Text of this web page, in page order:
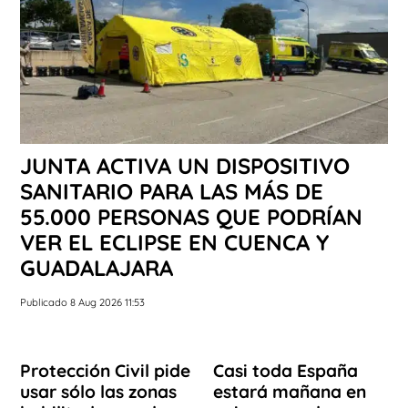
JUNTA ACTIVA UN DISPOSITIVO
SANITARIO PARA LAS MÁS DE
55.000 PERSONAS QUE PODRÍAN
VER EL ECLIPSE EN CUENCA Y
GUADALAJARA
Publicado 8 Aug 2026 11:53
Protección Civil pide
usar sólo las zonas
Casi toda España
estará mañana en